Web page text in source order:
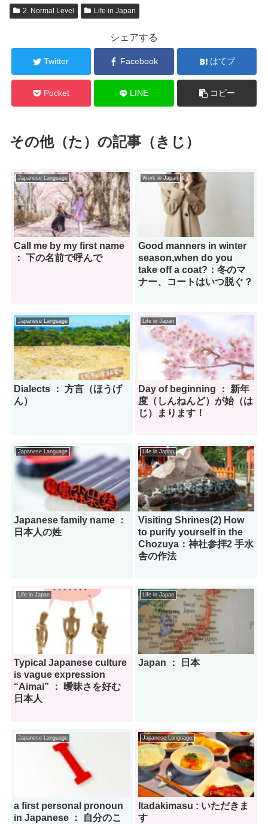
2. Normal Level Life in Japan
シェアする
Twitter Facebook はてブ
Pocket LINE コピー
その他（た）の記事（きじ）
Japanese Language
Call me by my first name
： 下の名前で呼んで
Work in Japan
Good manners in winter
season,when do you
take off a coat?：冬のマ
ナー、コートはいつ脱ぐ？
Japanese Language
Dialects ： 方言（ほうげ
ん）
Life in Japan
Day of beginning ： 新年
度（しんねんど）が始（は
じ）まります！
Japanese Language
Japanese family name ：
日本人の姓
Life in Japan
Visiting Shrines(2) How
to purify yourself in the
Chozuya：神社参拝2 手水
舎の作法
Life in Japan
Typical Japanese culture
is vague expression
“Aimai” ： 曖昧さを好む
日本人
Life in Japan
Japan ： 日本
Japanese Language
a first personal pronoun
in Japanese ： 自分のこ
Japanese Language
Itadakimasu : いただきま
す